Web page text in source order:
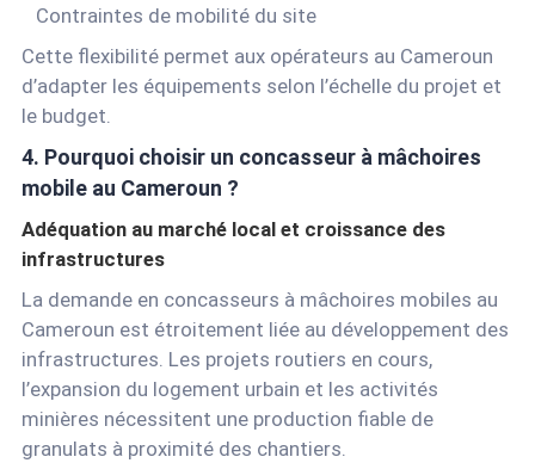
Contraintes de mobilité du site
Cette flexibilité permet aux opérateurs au Cameroun
d’adapter les équipements selon l’échelle du projet et
le budget.
4. Pourquoi choisir un concasseur à mâchoires
mobile au Cameroun ?
Adéquation au marché local et croissance des
infrastructures
La demande en concasseurs à mâchoires mobiles au
Cameroun est étroitement liée au développement des
infrastructures. Les projets routiers en cours,
l’expansion du logement urbain et les activités
minières nécessitent une production fiable de
granulats à proximité des chantiers.